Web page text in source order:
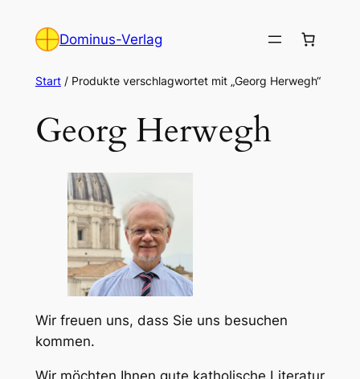
Inhalt
Dominus-Verlag
Start/ Produkte verschlagwortet mit „Georg Herwegh“
Georg Herwegh
Wir freuen uns, dass Sie uns besuchen
kommen.
Wir möchten Ihnen gute katholische Literatur